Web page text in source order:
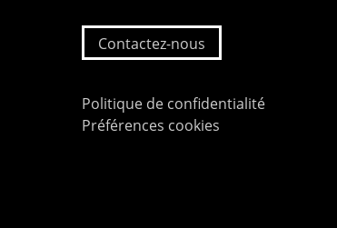
Contactez-nous
Politique de confidentialité
Préférences cookies